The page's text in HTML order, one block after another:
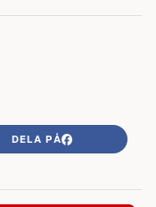
DELA PÅ